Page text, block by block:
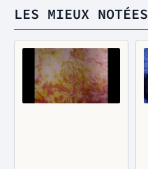
LES MIEUX NOTÉES